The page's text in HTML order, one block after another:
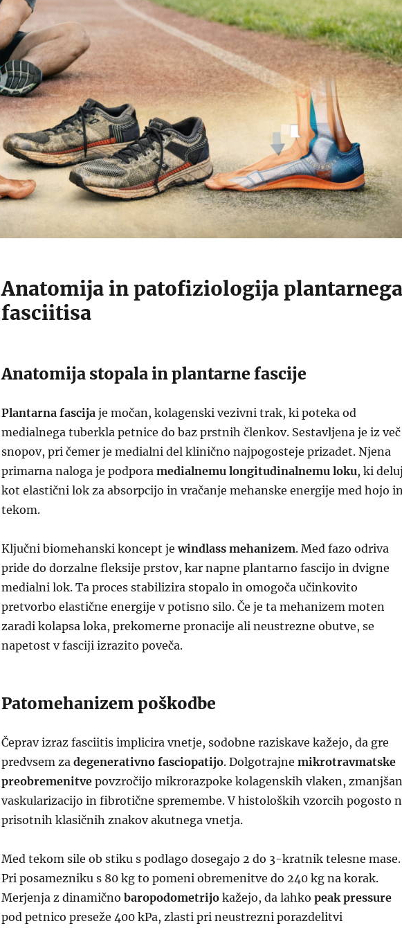
Anatomija in patofiziologija plantarnega
fasciitisa
Anatomija stopala in plantarne fascije
Plantarna fascija je močan, kolagenski vezivni trak, ki poteka od
medialnega tuberkla petnice do baz prstnih členkov. Sestavljena je iz več
snopov, pri čemer je medialni del klinično najpogosteje prizadet. Njena
primarna naloga je podpora medialnemu longitudinalnemu loku, ki
kot elastični lok za absorpcijo in vračanje mehanske energije med hojo
tekom.
Ključni biomehanski koncept jewindlass mehanizem. Med fazo odriva
pride do dorzalne fleksije prstov, kar napne plantarno fascijo in dvigne
medialni lok. Ta proces stabilizira stopalo in omogoča učinkovito
pretvorbo elastične energije v potisno silo. Če je ta mehanizem moten
zaradi kolapsa loka, prekomerne pronacije ali neustrezne obutve, se
napetost v fasciji izrazito poveča.
Patomehanizem poškodbe
Čeprav izraz fasciitis implicira vnetje, sodobne raziskave kažejo, da gre
predvsem za degenerativno fasciopatijo. Dolgotrajne mikrotravmatske
preobremenitvepovzročijo mikrorazpoke kolagenskih vlaken,
vaskularizacijo in fibrotične spremembe. V histoloških vzorcih pogosto
prisotnih klasičnih znakov akutnega vnetja.
Med tekom sile ob stiku s podlago dosegajo 2 do 3-kratnik telesne mase.
Pri posamezniku s 80 kg to pomeni obremenitve do 240 kg na korak.
Merjenja z dinamično baropodometrijokažejo, da lahko peak pressure
pod petnico preseže 400 kPa, zlasti pri neustrezni porazdelitvi